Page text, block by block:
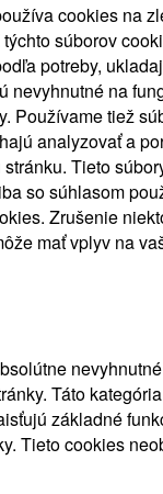
cookies na
súborov
potreby,
nevyhnutné na
Používame tiež
analyzovať a
Tieto
so súhlasom
Zrušenie
mať vplyv na
Táto
základné
Tieto cookies